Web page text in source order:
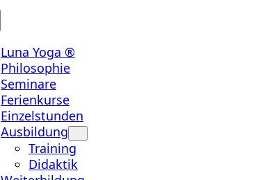
Luna Yoga ®
Philosophie
Seminare
Ferienkurse
Einzelstunden
Ausbildung
Training
Didaktik